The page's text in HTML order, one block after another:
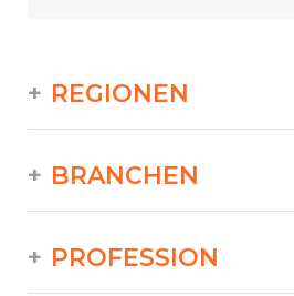
REGIONEN
BRANCHEN
PROFESSION